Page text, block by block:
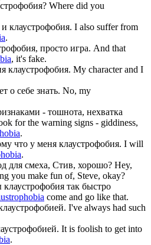
? Where did you
и клаустрофобия. I also suffer from
.
, просто игра. And that
, it's fake.
клаустрофобия. My character and I
о себе знать. No, my
- тошнота, нехватка
for the warning signs - giddiness,
.
что у меня клаустрофобия. I will
.
для смеха, Стив, хорошо? Hey,
you make fun of, Steve, okay?
клаустрофобия так быстро
come and go like that.
. I've always had such
. It is foolish to get into
.